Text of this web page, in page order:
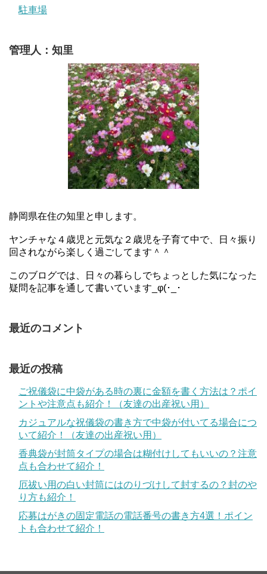
駐車場
管理人：知里
静岡県在住の知里と申します。
ヤンチャな４歳児と元気な２歳児を子育て中で、日々振り
回されながら楽しく過ごしてます＾＾
このブログでは、日々の暮らしでちょっとした気になった
疑問を記事を通して書いています_φ(･_･
最近のコメント
最近の投稿
ご祝儀袋に中袋がある時の裏に金額を書く方法は？ポイ
ントや注意点も紹介！（友達の出産祝い用）
カジュアルな祝儀袋の書き方で中袋が付いてる場合につ
いて紹介！（友達の出産祝い用）
香典袋が封筒タイプの場合は糊付けしてもいいの？注意
点も合わせて紹介！
厄祓い用の白い封筒にはのりづけして封するの？封のや
り方も紹介！
応募はがきの固定電話の電話番号の書き方4選！ポイン
トも合わせて紹介！